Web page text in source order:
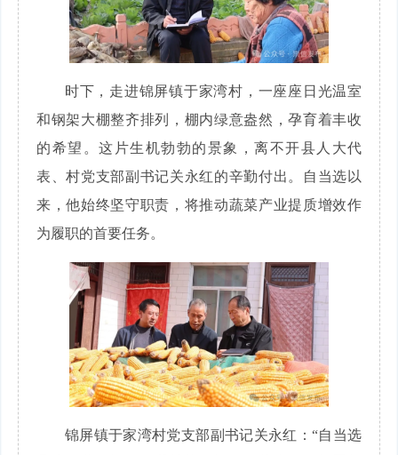
时下，走进锦屏镇于家湾村，一座座日光温室
和钢架大棚整齐排列，棚内绿意盎然，孕育着丰收
的希望。这片生机勃勃的景象，离不开县人大代
表、村党支部副书记关永红的辛勤付出。自当选以
来，他始终坚守职责，将推动蔬菜产业提质增效作
为履职的首要任务。
锦屏镇于家湾村党支部副书记关永红：“自当选